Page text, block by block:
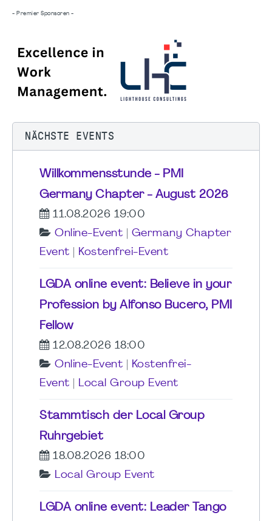
- Premier Sponsoren -
NÄCHSTE EVENTS
Willkommensstunde - PMI
Germany Chapter - August 2026
11.08.2026 19:00
Online-Event
Germany Chapter
Event
Kostenfrei-Event
LGDA online event: Believe in your
Profession by Alfonso Bucero, PMI
Fellow
12.08.2026 18:00
Online-Event
Kostenfrei-
Event
Local Group Event
Stammtisch der Local Group
Ruhrgebiet
18.08.2026 18:00
Local Group Event
LGDA online event: Leader Tango